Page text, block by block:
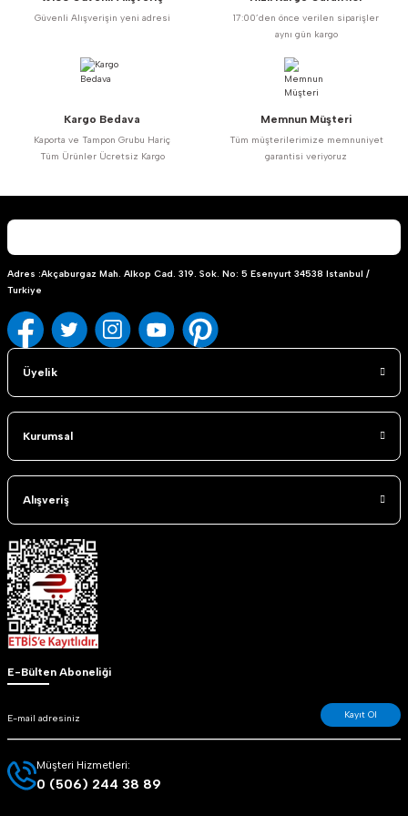
Ürün açıklamasında eksik bilgiler bulunuyor.
Ürün fiyatı diğer sitelerden daha pahalı.
Gönder
Güvenli Alışverişin yeni adresi
17:00’den önce verilen siparişler
aynı gün kargo
Kargo Bedava
Kaporta ve Tampon Grubu Hariç
Tüm Ürünler Ücretsiz Kargo
Memnun Müşteri
Tüm müşterilerimize memnuniyet
garantisi veriyoruz
Adres :Akçaburgaz Mah. Alkop Cad. 319. Sok. No: 5 Esenyurt 34538 Istanbul /
Turkiye
Üyelik
Kurumsal
Alışveriş
E-Bülten Aboneliği
Kayıt Ol
Müşteri Hizmetleri:
0 (506) 244 38 89